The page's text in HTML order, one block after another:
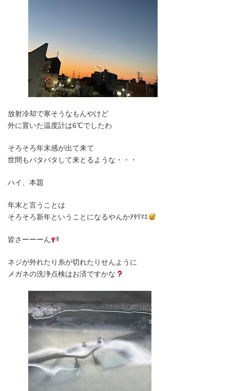
放射冷却で寒そうなもんやけど
外に置いた温度計は6℃でしたわ
そろそろ年末感が出て来て
世間もバタバタして来とるような・・・
ハイ、本題
年末と言うことは
そろそろ新年ということになるやんかｱﾀﾘﾏｴ
皆さーーーん
ネジが外れたり糸が切れたりせんように
メガネの洗浄点検はお済ですかな